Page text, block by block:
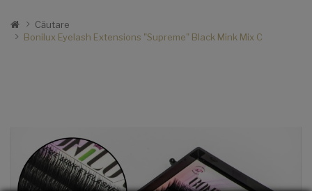
Căutare
Bonilux Eyelash Extensions "Supreme" Black Mink Mix C